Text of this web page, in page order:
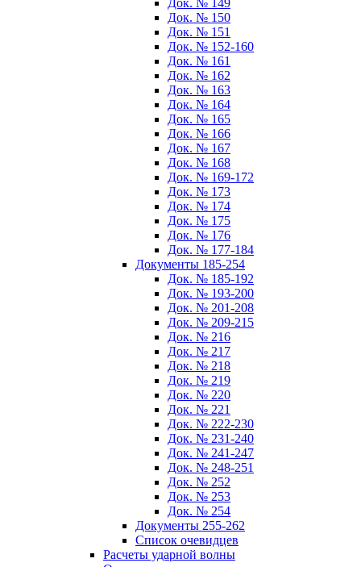
Док. № 149
Док. № 150
Док. № 151
Док. № 152-160
Док. № 161
Док. № 162
Док. № 163
Док. № 164
Док. № 165
Док. № 166
Док. № 167
Док. № 168
Док. № 169-172
Док. № 173
Док. № 174
Док. № 175
Док. № 176
Док. № 177-184
Документы 185-254
Док. № 185-192
Док. № 193-200
Док. № 201-208
Док. № 209-215
Док. № 216
Док. № 217
Док. № 218
Док. № 219
Док. № 220
Док. № 221
Док. № 222-230
Док. № 231-240
Док. № 241-247
Док. № 248-251
Док. № 252
Док. № 253
Док. № 254
Документы 255-262
Список очевидцев
Расчеты ударной волны